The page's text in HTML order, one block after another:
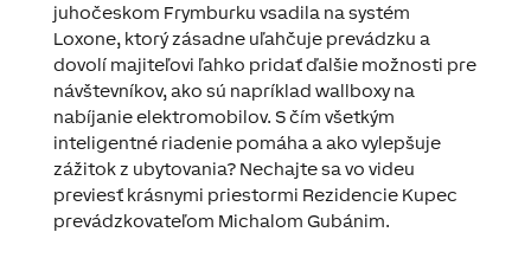
juhočeskom Frymburku vsadila na systém
Loxone, ktorý zásadne uľahčuje prevádzku a
dovolí majiteľovi ľahko pridať ďalšie možnosti pre
návštevníkov, ako sú napríklad wallboxy na
nabíjanie elektromobilov. S čím všetkým
inteligentné riadenie pomáha a ako vylepšuje
zážitok z ubytovania? Nechajte sa vo videu
previesť krásnymi priestormi Rezidencie Kupec
prevádzkovateľom Michalom Gubánim.